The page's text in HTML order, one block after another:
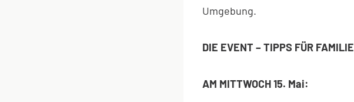
Umgebung.
DIE EVENT – TIPPS FÜR
AM MITTWOCH 15. Mai: